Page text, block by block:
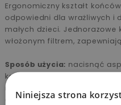
Ergonomiczny kształt
odpowiedni dla wrażliwych i
małych dzieci. Jednorazowe
włożonym filtrem,
Sposób użycia: nacisnąć
końcówkę do jednego
nozdrze zamknięte, a
aspirator.
Niniejsza strona